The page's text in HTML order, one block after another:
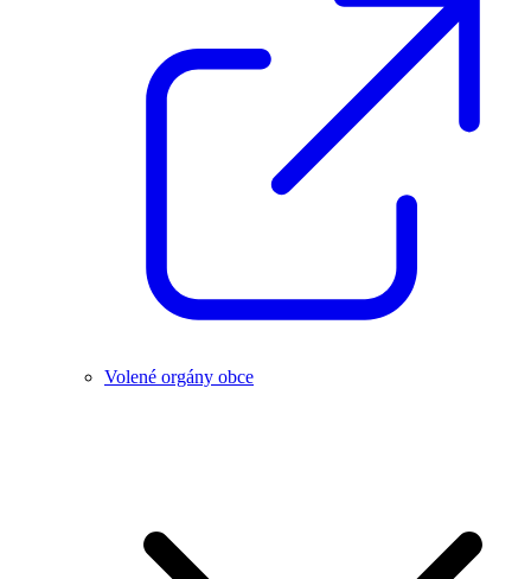
Volené orgány obce